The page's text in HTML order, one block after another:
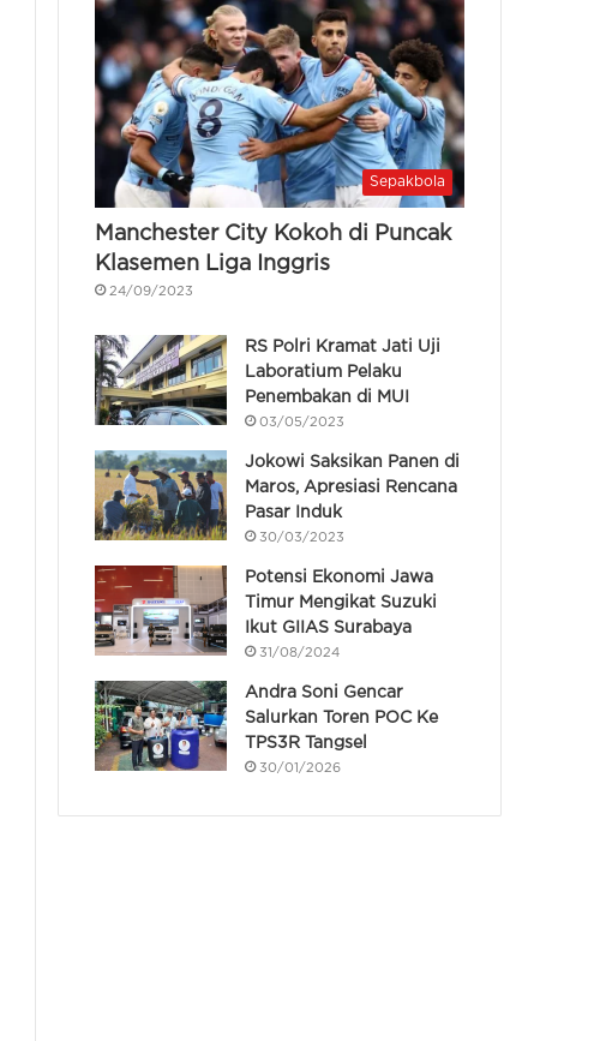
Sepakbola
Manchester City Kokoh di Puncak
Klasemen Liga Inggris
24/09/2023
RS Polri Kramat Jati Uji
Laboratium Pelaku
Penembakan di MUI
03/05/2023
Jokowi Saksikan Panen di
Maros, Apresiasi Rencana
Pasar Induk
30/03/2023
Potensi Ekonomi Jawa
Timur Mengikat Suzuki
Ikut GIIAS Surabaya
31/08/2024
Andra Soni Gencar
Salurkan Toren POC Ke
TPS3R Tangsel
30/01/2026